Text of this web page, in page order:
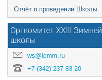
Отчёт о проведении Школы
Оргкомитет XXIII Зимней
школы
ws@icmm.ru
+7 (342) 237 83 20